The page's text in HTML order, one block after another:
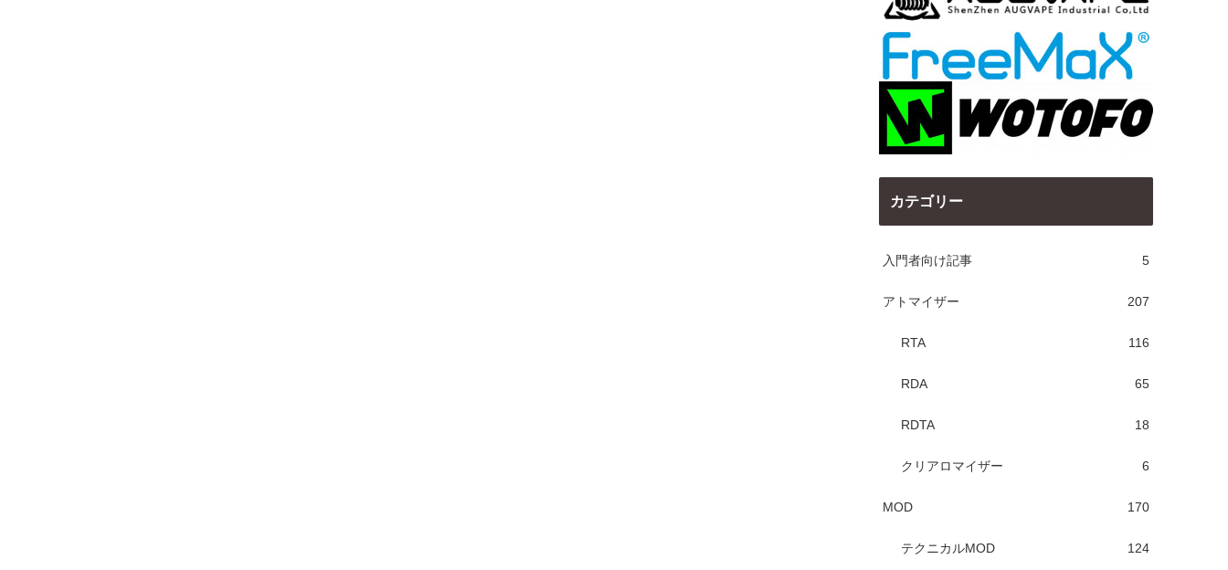
カテゴリー
入門者向け記事 5
アトマイザー 207
RTA 116
RDA 65
RDTA 18
クリアロマイザー 6
MOD 170
テクニカルMOD 124